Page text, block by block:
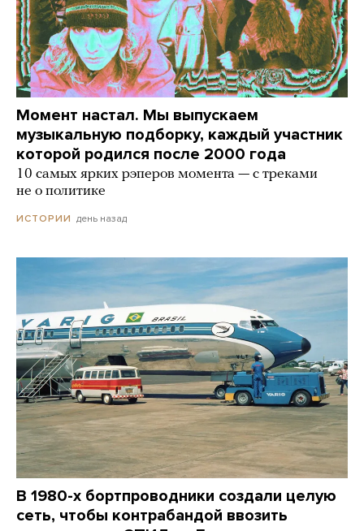
Момент настал. Мы выпускаем
музыкальную подборку, каждый участник
которой родился после 2000 года
10 самых ярких рэперов момента — с треками
не о политике
ИСТОРИИ день назад
В 1980-х бортпроводники создали целую
сеть, чтобы контрабандой ввозить